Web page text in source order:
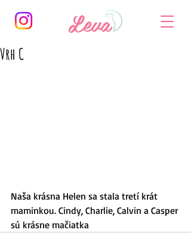
Vrh C
Naša krásna Helen sa stala tretí krát
maminkou. Cindy, Charlie, Calvin a Casper
sú krásne mačiatka